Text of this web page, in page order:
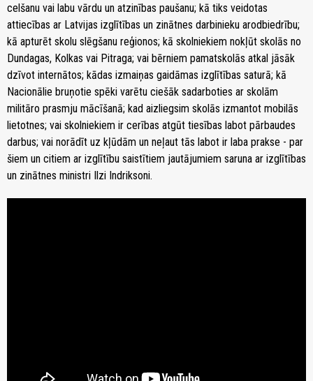
celšanu vai labu vārdu un atzinības paušanu; kā tiks veidotas
attiecības ar Latvijas izglītības un zinātnes darbinieku arodbiedrību;
kā apturēt skolu slēgšanu reģionos; kā skolniekiem nokļūt skolās no
Dundagas, Kolkas vai Pitraga; vai bērniem pamatskolās atkal jāsāk
dzīvot internātos; kādas izmaiņas gaidāmas izglītības saturā; kā
Nacionālie bruņotie spēki varētu ciešāk sadarboties ar skolām
militāro prasmju mācīšanā; kad aizliegsim skolās izmantot mobilās
lietotnes; vai skolniekiem ir cerības atgūt tiesības labot pārbaudes
darbus; vai norādīt uz kļūdām un neļaut tās labot ir laba prakse - par
šiem un citiem ar izglītību saistītiem jautājumiem saruna ar izglītības
un zinātnes ministri Ilzi Indriksoni.